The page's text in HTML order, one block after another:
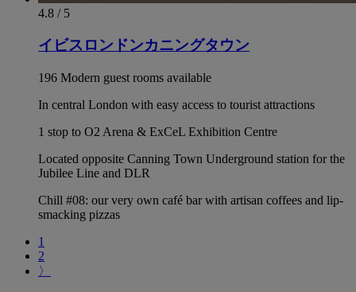
4.8 / 5
イビスロンドンカニングタウン
196 Modern guest rooms available
In central London with easy access to tourist attractions
1 stop to O2 Arena & ExCeL Exhibition Centre
Located opposite Canning Town Underground station for the
Jubilee Line and DLR
Chill #08: our very own café bar with artisan coffees and lip-
smacking pizzas
1
2
〉